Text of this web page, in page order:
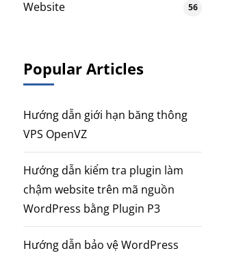
Website 56
Popular Articles
Hướng dẫn giới hạn băng thông
VPS OpenVZ
Hướng dẫn kiểm tra plugin làm
chậm website trên mã nguồn
WordPress bằng Plugin P3
Hướng dẫn bảo vệ WordPress